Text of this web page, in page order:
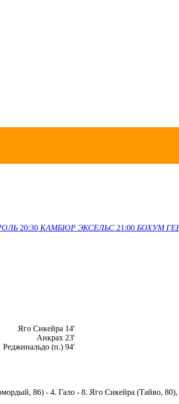
20:30 КАМБЮР ЭКСЕЛЬС 21:00 БОХУМ
Яго Сикейра 14'
Анкрах 23'
Реджинальдо (п.) 94'
86) - 4. Гало - 8. Яго Сикейра (Тайво,